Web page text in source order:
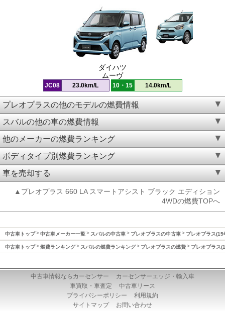
ダイハツ
ムーヴ
JC08 23.0km/L 10・15 14.0km/L
プレオプラスの他のモデルの燃費情報
スバルの他の車の燃費情報
他のメーカーの燃費ランキング
ボディタイプ別燃費ランキング
車を売却する
▲プレオプラス 660 LA スマートアシスト ブラック エディション
4WDの燃費TOPへ
中古車トップ 中古車メーカー一覧 スバルの中古車 プレオプラスの中古車 プレオプラス
中古車トップ 燃費ランキング スバルの燃費ランキング プレオプラスの燃費 プレオプラス
中古車情報ならカーセンサー
カーセンサーエッジ・輸入車
車買取・車査定
中古車リース
プライバシーポリシー
利用規約
サイトマップ
お問い合わせ